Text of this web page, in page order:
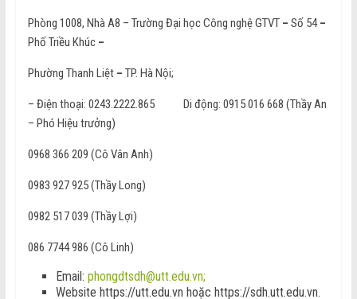
Phòng 1008, Nhà A8 – Trường Đại học Công nghệ GTVT – Số 54–
Phố Triều Khúc –
Phường Thanh Liệt – TP. Hà Nội;
– Điện thoại: 0243.2222.865 Di động: 0915 016 668 (Thầy An
– Phó Hiệu trưởng)
0968 366 209 (Cô Vân Anh)
0983 927 925 (Thầy Long)
0982 517 039 (Thầy Lợi)
086 7744 986 (Cô Linh)
Email: phongdtsdh@utt.edu.vn;
Website https://utt.edu.vn hoặc https://sdh.utt.edu.vn.